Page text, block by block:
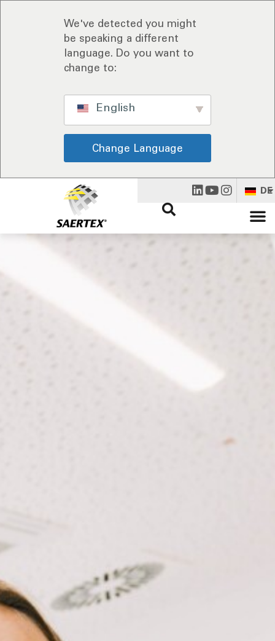
We've detected you might
be speaking a different
language. Do you want to
change to:
English
Change Language
DE